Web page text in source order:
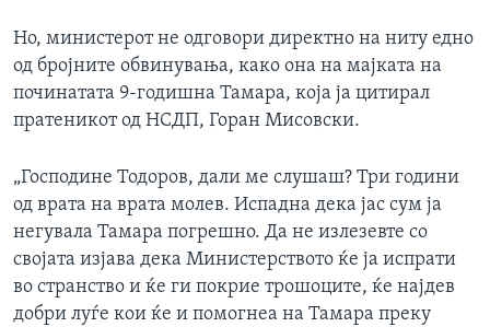
Но, министерот не одговори директно на ниту едно
од бројните обвинувања, како она на мајката на
починатата 9-годишна Тамара, која ја цитирал
пратеникот од НСДП, Горан Мисовски.
„Господине Тодоров, дали ме слушаш? Три години
од врата на врата молев. Испадна дека јас сум ја
негувала Тамара погрешно. Да не излезевте со
својата изјава дека Министерството ќе ја испрати
во странство и ќе ги покрие трошоците, ќе најдев
добри луѓе кои ќе и помогнеа на Тамара преку